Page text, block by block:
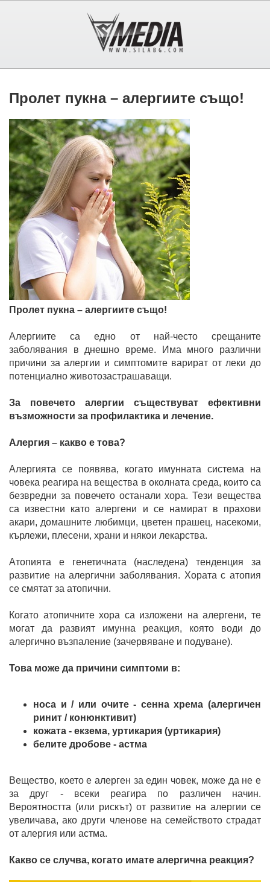
Пролет пукна – алергиите също!
Пролет пукна – алергиите също!
Алергиите са едно от най-често срещаните
заболявания в днешно време. Има много различни
причини за алергии и симптомите варират от леки до
потенциално животозастрашаващи.
За повечето алергии съществуват ефективни
възможности за профилактика и лечение.
Алергия – какво е това?
Алергията се появява, когато имунната система на
човека реагира на вещества в околната среда, които са
безвредни за повечето останали хора. Тези вещества
са известни като алергени и се намират в прахови
акари, домашните любимци, цветен прашец, насекоми,
кърлежи, плесени, храни и някои лекарства.
Атопията е генетичната (наследена) тенденция за
развитие на алергични заболявания. Хората с атопия
се смятат за атопични.
Когато атопичните хора са изложени на алергени, те
могат да развият имунна реакция, която води до
алергично възпаление (зачервяване и подуване).
Това може да причини симптоми в:
носа и / или очите - сенна хрема (алергичен
ринит / конюнктивит)
кожата - екзема, уртикария (уртикария)
белите дробове - астма
Вещество, което е алерген за един човек, може да не е
за друг - всеки реагира по различен начин.
Вероятността (или рискът) от развитие на алергии се
увеличава, ако други членове на семейството страдат
от алергия или астма.
Какво се случва, когато имате алергична реакция?